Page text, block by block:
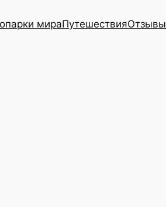
мираПутешествияОтзывы